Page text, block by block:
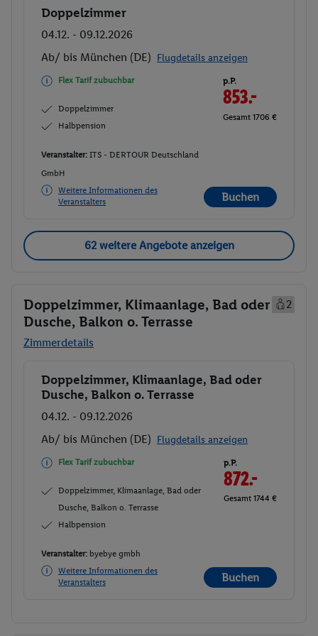
Buchen
Doppelzimmer
04.12. - 09.12.2026
Ab/ bis München (DE) Flugdetails anzeigen
Flex Tarif zubuchbar
Doppelzimmer
Halbpension
p.P.
853.-
Gesamt 1706 €
Veranstalter: ITS - DERTOUR Deutschland
GmbH
Weitere Informationen des
Veranstalters
Buchen
62 weitere Angebote anzeigen
Doppelzimmer, Klimaanlage, Bad oder
Dusche, Balkon o. Terrasse
2
Zimmerdetails
Buchen
Doppelzimmer, Klimaanlage, Bad oder
Dusche, Balkon o. Terrasse
04.12. - 09.12.2026
Ab/ bis München (DE) Flugdetails anzeigen
Flex Tarif zubuchbar
Doppelzimmer, Klimaanlage, Bad oder
Dusche, Balkon o. Terrasse
Halbpension
p.P.
872.-
Gesamt 1744 €
Veranstalter: byebye gmbh
Weitere Informationen des
Veranstalters
Buchen